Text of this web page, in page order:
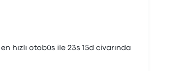
hızlı otobüs ile 23s 15d civarında